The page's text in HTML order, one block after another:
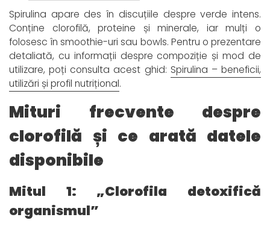
Spirulina apare des în discuțiile despre verde intens.
Conține clorofilă, proteine și minerale, iar mulți o
folosesc în smoothie-uri sau bowls. Pentru o prezentare
detaliată, cu informații despre compoziție și mod de
utilizare, poți consulta acest ghid: Spirulina – beneficii,
utilizări și profil nutrițional.
Mituri frecvente despre
clorofilă și ce arată datele
disponibile
Mitul 1: „Clorofila detoxifică
organismul”